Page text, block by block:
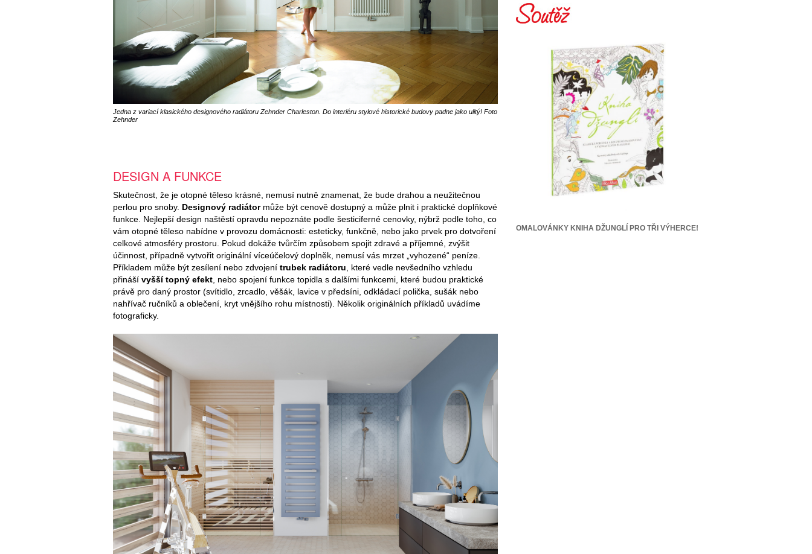
Jedna z variací klasického designového radiátoru Zehnder Charleston. Do interiéru stylové historické budovy padne jako ulitý! Foto
Zehnder
DESIGN A FUNKCE
Skutečnost, že je otopné těleso krásné, nemusí nutně znamenat, že bude drahou a neužitečnou
perlou pro snoby. Designový radiátormůže být cenově dostupný a může plnit i praktické doplňkové
funkce. Nejlepší design naštěstí opravdu nepoznáte podle šesticiferné cenovky, nýbrž podle toho, co
vám otopné těleso nabídne v provozu domácnosti: esteticky, funkčně, nebo jako prvek pro dotvoření
celkové atmosféry prostoru. Pokud dokáže tvůrčím způsobem spojit zdravé a příjemné, zvýšit
účinnost, případně vytvořit originální víceúčelový doplněk, nemusí vás mrzet „vyhozené“ peníze.
Příkladem může být zesílení nebo zdvojení trubek radiátoru, které vedle nevšedního vzhledu
přináší vyšší topný efekt, nebo spojení funkce topidla s dalšími funkcemi, které budou praktické
právě pro daný prostor (svítidlo, zrcadlo, věšák, lavice v předsíni, odkládací polička, sušák nebo
nahřívač ručníků a oblečení, kryt vnějšího rohu místnosti). Několik originálních příkladů uvádíme
fotograficky.
OMALOVÁNKY KNIHA DŽUNGLÍ PRO TŘI VÝHERCE!